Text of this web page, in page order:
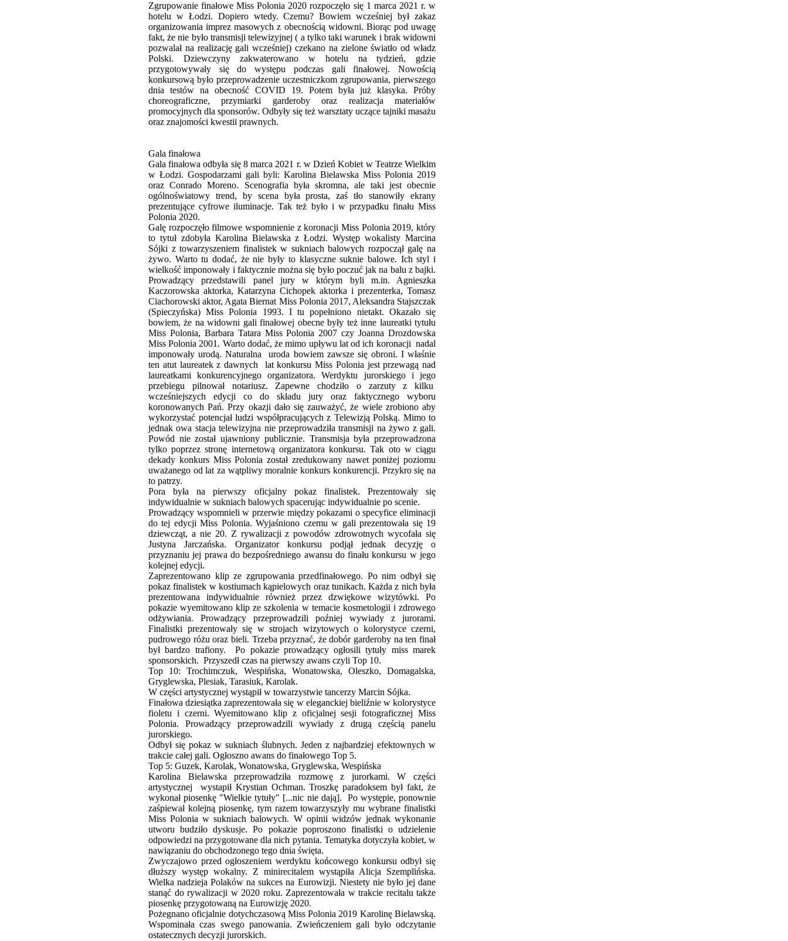
Zgrupowanie finałowe Miss Polonia 2020 rozpoczęło się 1 marca 2021 r. w
hotelu w Łodzi. Dopiero wtedy. Czemu? Bowiem wcześniej był zakaz
organizowania imprez masowych z obecnością widowni. Biorąc pod uwagę
fakt, że nie było transmisji telewizyjnej ( a tylko taki warunek i brak widowni
pozwalał na realizację gali wcześniej) czekano na zielone światło od władz
Polski. Dziewczyny zakwaterowano w hotelu na tydzień, gdzie
przygotowywały się do występu podczas gali finałowej. Nowością
konkursową było przeprowadzenie uczestniczkom zgrupowania, pierwszego
dnia testów na obecność COVID 19. Potem była już klasyka. Próby
choreograficzne, przymiarki garderoby oraz realizacja materiałów
promocyjnych dla sponsorów. Odbyły się też warsztaty uczące tajniki masażu
oraz znajomości kwestii prawnych.
Gala finałowa
Gala finałowa odbyła się 8 marca 2021 r. w Dzień Kobiet w Teatrze Wielkim
w Łodzi. Gospodarzami gali byli: Karolina Bielawska Miss Polonia 2019
oraz Conrado Moreno. Scenografia była skromna, ale taki jest obecnie
ogólnoświatowy trend, by scena była prosta, zaś tło stanowiły ekrany
prezentujące cyfrowe iluminacje. Tak też było i w przypadku finału Miss
Polonia 2020.
Galę rozpoczęło filmowe wspomnienie z koronacji Miss Polonia 2019, który
to tytuł zdobyła Karolina Bielawska z Łodzi. Występ wokalisty Marcina
Sójki z towarzyszeniem finalistek w sukniach balowych rozpoczął galę na
żywo. Warto tu dodać, że nie były to klasyczne suknie balowe. Ich styl i
wielkość imponowały i faktycznie można się było poczuć jak na balu z bajki.
Prowadzący przedstawili panel jury w którym byli m.in. Agnieszka
Kaczorowska aktorka, Katarzyna Cichopek aktorka i prezenterka, Tomasz
Ciachorowski aktor, Agata Biernat Miss Polonia 2017, Aleksandra Stajszczak
(Spieczyńska) Miss Polonia 1993. I tu popełniono nietakt. Okazało się
bowiem, że na widowni gali finałowej obecne były też inne laureatki tytułu
Miss Polonia, Barbara Tatara Miss Polonia 2007 czy Joanna Drozdowska
Miss Polonia 2001. Warto dodać, że mimo upływu lat od ich koronacji nadal
imponowały urodą. Naturalna uroda bowiem zawsze się obroni. I właśnie
ten atut laureatek z dawnych lat konkursu Miss Polonia jest przewagą nad
laureatkami konkurencyjnego organizatora. Werdyktu jurorskiego i jego
przebiegu pilnował notariusz. Zapewne chodziło o zarzuty z kilku
wcześniejszych edycji co do składu jury oraz faktycznego wyboru
koronowanych Pań. Przy okazji dało się zauważyć, że wiele zrobiono aby
wykorzystać potencjał ludzi współpracujących z Telewizją Polską. Mimo to
jednak owa stacja telewizyjna nie przeprowadziła transmisji na żywo z gali.
Powód nie został ujawniony publicznie. Transmisja była przeprowadzona
tylko poprzez stronę internetową organizatora konkursu. Tak oto w ciągu
dekady konkurs Miss Polonia został zredukowany nawet poniżej poziomu
uważanego od lat za wątpliwy moralnie konkurs konkurencji. Przykro się na
to patrzy.
Pora była na pierwszy oficjalny pokaz finalistek. Prezentowały się
indywidualnie w sukniach balowych spacerując indywidualnie po scenie.
Prowadzący wspomnieli w przerwie między pokazami o specyfice eliminacji
do tej edycji Miss Polonia. Wyjaśniono czemu w gali prezentowała się 19
dziewcząt, a nie 20. Z rywalizacji z powodów zdrowotnych wycofała się
Justyna Jarczańska. Organizator konkursu podjął jednak decyzję o
przyznaniu jej prawa do bezpośredniego awansu do finału konkursu w jego
kolejnej edycji.
Zaprezentowano klip ze zgrupowania przedfinałowego. Po nim odbył się
pokaz finalistek w kostiumach kąpielowych oraz tunikach. Każda z nich była
prezentowana indywidualnie również przez dzwiękowe wizytówki. Po
pokazie wyemitowano klip ze szkolenia w temacie kosmetologii i zdrowego
odżywiania. Prowadzący przeprowadzili poźniej wywiady z jurorami.
Finalistki prezentowały się w strojach wizytowych o kolorystyce czerni,
pudrowego różu oraz bieli. Trzeba przyznać, że dobór garderoby na ten finał
był bardzo trafiony. Po pokazie prowadzący ogłosili tytuły miss marek
sponsorskich. Przyszedł czas na pierwszy awans czyli Top 10.
Top 10: Trochimczuk, Wespińska, Wonatowska, Oleszko, Domagalska,
Gryglewska, Plesiak, Tarasiuk, Karolak.
W części artystycznej wystąpił w towarzystwie tancerzy Marcin Sójka.
Finałowa dziesiątka zaprezentowała się w eleganckiej bieliźnie w kolorystyce
fioletu i czerni. Wyemitowano klip z oficjalnej sesji fotograficznej Miss
Polonia. Prowadzący przeprowadzili wywiady z drugą częścią panelu
jurorskiego.
Odbył się pokaz w sukniach ślubnych. Jeden z najbardziej efektownych w
trakcie całej gali. Ogłoszno awans do finałowego Top 5.
Top 5: Guzek, Karolak, Wonatowska, Gryglewska, Wespińska
Karolina Bielawska przeprowadziła rozmowę z jurorkami. W części
artystycznej wystapił Krystian Ochman. Troszkę paradoksem był fakt, że
wykonał piosenkę "Wielkie tytuły" [...nic nie dają]. Po występie, ponownie
zaśpiewał kolejną piosenkę, tym razem towarzyszyły mu wybrane finalistki
Miss Polonia w sukniach balowych. W opinii widzów jednak wykonanie
utworu budziło dyskusje. Po pokazie poproszono finalistki o udzielenie
odpowiedzi na przygotowane dla nich pytania. Tematyka dotyczyła kobiet, w
nawiązaniu do obchodzonego tego dnia święta.
Zwyczajowo przed ogłoszeniem werdyktu końcowego konkursu odbył się
dłuższy występ wokalny. Z minirecitalem wystąpiła Alicja Szemplińska.
Wielka nadzieja Polaków na sukces na Eurowizji. Niestety nie było jej dane
stanąć do rywalizacji w 2020 roku. Zaprezentowała w trakcie recitalu także
piosenkę przygotowaną na Eurowizję 2020.
Pożegnano oficjalnie dotychczasową Miss Polonia 2019 Karolinę Bielawską.
Wspominała czas swego panowania. Zwieńczeniem gali było odczytanie
ostatecznych decyzji jurorskich.